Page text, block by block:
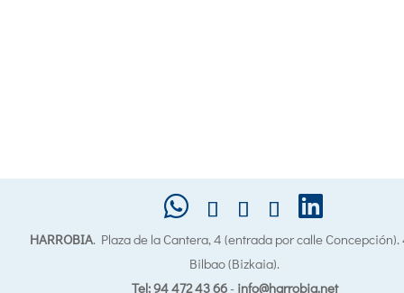
HARROBIA. Plaza de la Cantera, 4 (entrada por calle
Bilbao (Bizkaia).
Tel: 94 472 43 66- info@harrobia.net